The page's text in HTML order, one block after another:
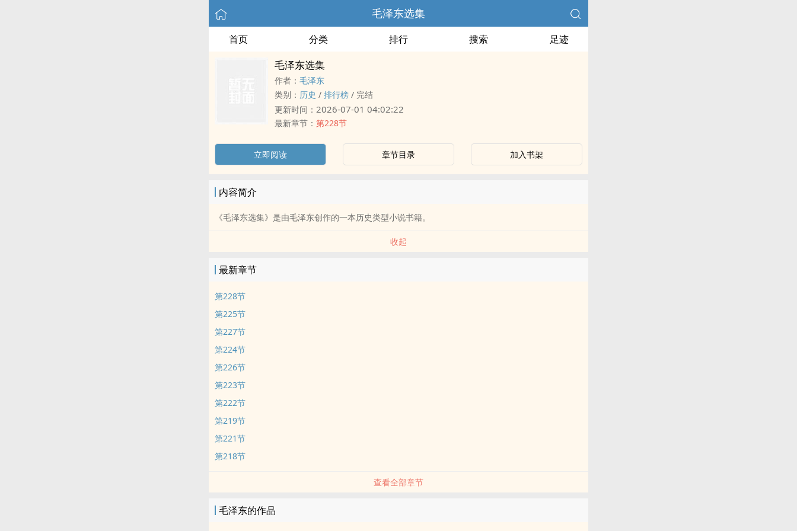
毛泽东选集
首页 分类 排行 搜索 足迹
毛泽东选集
作者： 毛泽东
类别： 历史 / 排行榜 / 完结
更新时间： 2026-07-01 04:02:22
最新章节： 第228节
立即阅读 章节目录 加入书架
内容简介
《毛泽东选集》是由毛泽东创作的一本历史类型小说书籍。
收起
最新章节
第228节
第225节
第227节
第224节
第226节
第223节
第222节
第219节
第221节
第218节
查看全部章节
毛泽东的作品